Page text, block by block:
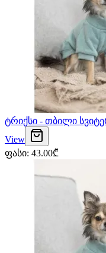
ტრიქსი - თბილი
View
ფასი: 43.00₾